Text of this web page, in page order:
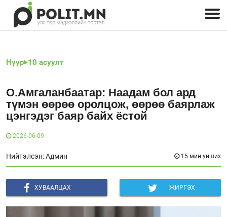
Нүүр 10 асуулт
О.Амгаланбаатар: Наадам бол ард
түмэн өөрөө оролцож, өөрөө баярлаж
цэнгэдэг баяр байх ёстой
2026-06-09
Нийтэлсэн: Админ 15 мин унших
ХУВААЛЦАХ ЖИРГЭХ